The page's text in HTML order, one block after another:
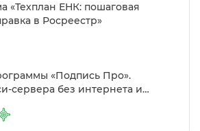
«Техплан ЕНК: пошаговая
в Росреестр»
«Подпись Про».
сервера без интернета и